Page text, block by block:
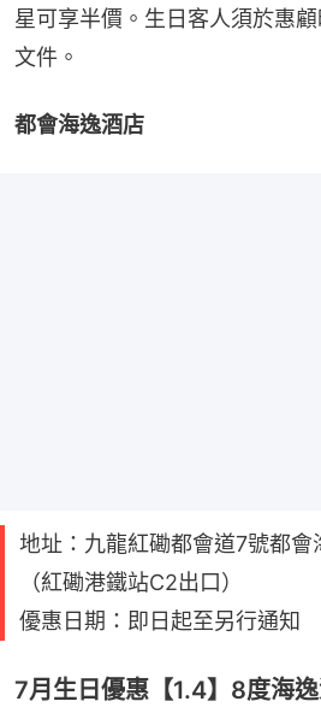
星可享半價。生日客人須於惠
文件。
都會海逸酒店
地址：九龍紅磡都會道7號都
（紅磡港鐵站C2出口）
優惠日期：即日起至另行通知
7月生日優惠【1.4】8度海